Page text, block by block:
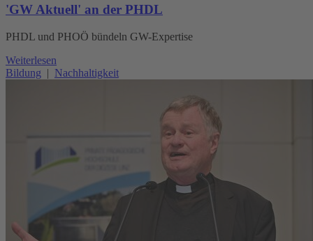
'GW Aktuell' an der PHDL
PHDL und PHOÖ bündeln GW-Expertise
Weiterlesen
Bildung | Nachhaltigkeit